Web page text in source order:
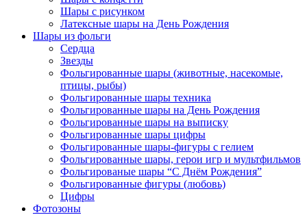
Шары с рисунком
Латексные шары на День Рождения
Шары из фольги
Сердца
Звезды
Фольгированные шары (животные, насекомые,
птицы, рыбы)
Фольгированные шары техника
Фольгированные шары на День Рождения
Фольгированные шары на выписку
Фольгированные шары цифры
Фольгированные шары-фигуры с гелием
Фольгированные шары, герои игр и мультфильмов
Фольгированые шары “С Днём Рождения”
Фольгированные фигуры (любовь)
Цифры
Фотозоны